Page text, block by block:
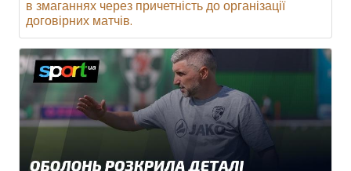
в змаганнях через причетність до організації
договірних матчів.